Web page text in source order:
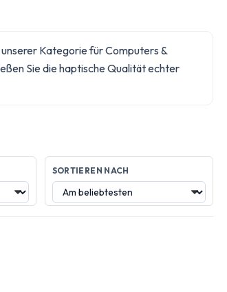
Kategorie fürComputers &
Sie die haptische Qualität echter
SORTIEREN NACH